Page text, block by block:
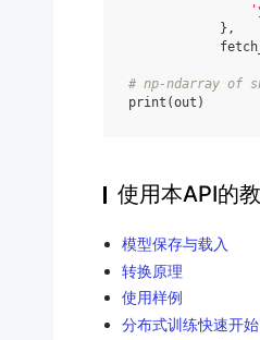
},
# np-ndarray of
print (out )
使用本API的
模型保存与载入
转换原理
使用样例
分布式训练快速开始